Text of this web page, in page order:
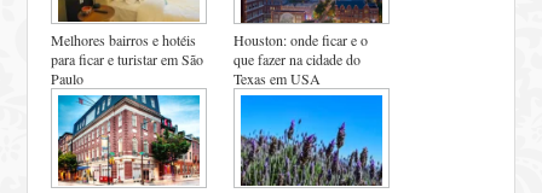
Melhores bairros e hotéis
para ficar e turistar em São
Paulo
Houston: onde ficar e o
que fazer na cidade do
Texas em USA